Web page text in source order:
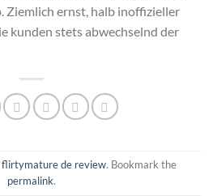
Ziemlich ernst, halb inoffizieller
kunden stets abwechselnd der
flirtymature de review. Bookmark the
permalink.